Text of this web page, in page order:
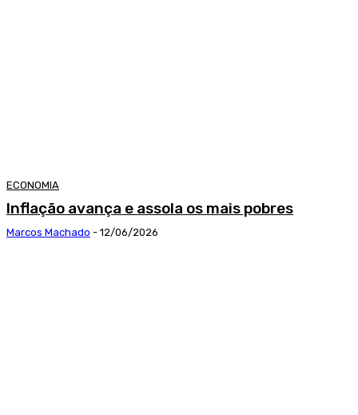
ECONOMIA
Inflação avança e assola os mais pobres
Marcos Machado - 12/06/2026